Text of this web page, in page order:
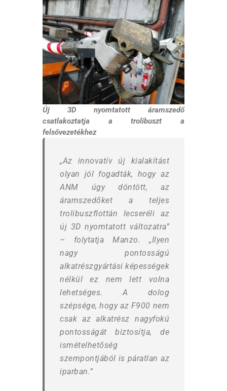
Új 3D nyomtatott áramszedő
csatlakoztatja a trolibuszt a
felsővezetékhez
„Az innovatív új kialakítást
olyan jól fogadták, hogy az
ANM úgy döntött, az
áramszedőket a teljes
trolibuszflottán lecseréli az
új 3D nyomtatott változatra”
– folytatja Manzo. „Ilyen
nagy pontosságú
alkatrészgyártási képességek
nélkül ez nem lett volna
lehetséges. A dolog
szépsége, hogy az F900 nem
csak az alkatrész nagyfokú
pontosságát biztosítja, de
ismételhetőség
szempontjából is páratlan az
iparban.”